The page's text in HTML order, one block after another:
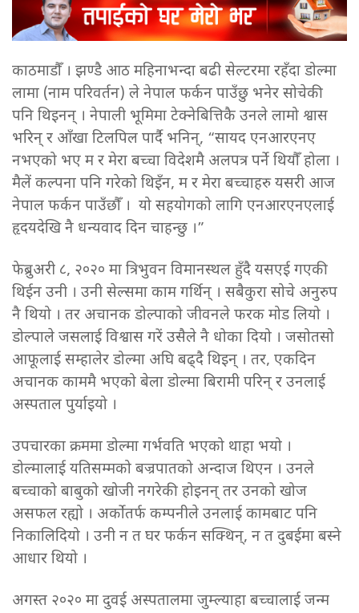
काठमाडौँ । झण्डै आठ महिनाभन्दा बढी सेल्टरमा रहँदा डोल्मा
लामा (नाम परिवर्तन) ले नेपाल फर्कन पाउँछु भनेर सोचेकी
पनि थिइनन् । नेपाली भूमिमा टेक्नेबित्तिकै उनले लामो श्वास
भरिन् र आँखा टिलपिल पार्दै भनिन्, “सायद एनआरएनए
नभएको भए म र मेरा बच्चा विदेशमै अलपत्र पर्ने थियौँ होला ।
मैलें कल्पना पनि गरेको थिइँन, म र मेरा बच्चाहरु यसरी आज
नेपाल फर्कन पाउँछौँ । यो सहयोगको लागि एनआरएनएलाई
हृदयदेखि नै धन्यवाद दिन चाहन्छु ।”
फेब्रुअरी ८, २०२० मा त्रिभुवन विमानस्थल हुँदै यसएई गएकी
थिईन उनी । उनी सेल्समा काम गर्थिन् । सबैकुरा सोचे अनुरुप
नै थियो । तर अचानक डोल्पाको जीवनले फरक मोड लियो ।
डोल्पाले जसलाई विश्वास गरें उसैले नै धोका दियो । जसोतसो
आफूलाई सम्हालेर डोल्मा अघि बढ्दै थिइन् । तर, एकदिन
अचानक काममै भएको बेला डोल्मा बिरामी परिन् र उनलाई
अस्पताल पुर्याइयो ।
उपचारका क्रममा डोल्मा गर्भवति भएको थाहा भयो ।
डोल्मालाई यतिसम्मको बज्रपातको अन्दाज थिएन । उनले
बच्चाको बाबुको खोजी नगरेकी होइनन् तर उनको खोज
असफल रह्यो । अर्कोतर्फ कम्पनीले उनलाई कामबाट पनि
निकालिदियो । उनी न त घर फर्कन सक्थिन्, न त दुबईमा बस्ने
आधार थियो ।
अगस्त २०२० मा दुवई अस्पतालमा जुम्ल्याहा बच्चालाई जन्म